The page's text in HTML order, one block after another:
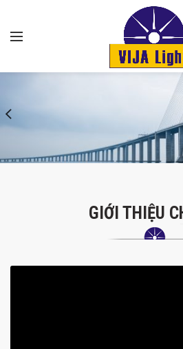
GIỚI THIỆU